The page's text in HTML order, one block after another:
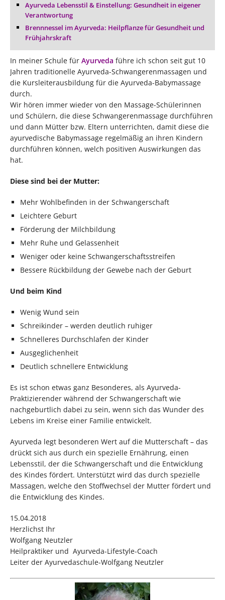
Ayurveda Lebensstil & Einstellung: Gesundheit in eigener
Verantwortung
Brennnessel im Ayurveda: Heilpflanze für Gesundheit und
Frühjahrskraft
In meiner Schule für Ayurveda führe ich schon seit gut 10
Jahren traditionelle Ayurveda-Schwangerenmassagen und
die Kursleiterausbildung für die Ayurveda-Babymassage
durch.
Wir hören immer wieder von den Massage-Schülerinnen
und Schülern, die diese Schwangerenmassage durchführen
und dann Mütter bzw. Eltern unterrichten, damit diese die
ayurvedische Babymassage regelmäßig an ihren Kindern
durchführen können, welch positiven Auswirkungen das
hat.
Diese sind bei der Mutter:
Mehr Wohlbefinden in der Schwangerschaft
Leichtere Geburt
Förderung der Milchbildung
Mehr Ruhe und Gelassenheit
Weniger oder keine Schwangerschaftsstreifen
Bessere Rückbildung der Gewebe nach der Geburt
Und beim Kind
Wenig Wund sein
Schreikinder – werden deutlich ruhiger
Schnelleres Durchschlafen der Kinder
Ausgeglichenheit
Deutlich schnellere Entwicklung
Es ist schon etwas ganz Besonderes, als Ayurveda-
Praktizierender während der Schwangerschaft wie
nachgeburtlich dabei zu sein, wenn sich das Wunder des
Lebens im Kreise einer Familie entwickelt.
Ayurveda legt besonderen Wert auf die Mutterschaft – das
drückt sich aus durch ein spezielle Ernährung, einen
Lebensstil, der die Schwangerschaft und die Entwicklung
des Kindes fördert. Unterstützt wird das durch spezielle
Massagen, welche den Stoffwechsel der Mutter fördert und
die Entwicklung des Kindes.
15.04.2018
Herzlichst Ihr
Wolfgang Neutzler
Heilpraktiker und Ayurveda-Lifestyle-Coach
Leiter der Ayurvedaschule-Wolfgang Neutzler